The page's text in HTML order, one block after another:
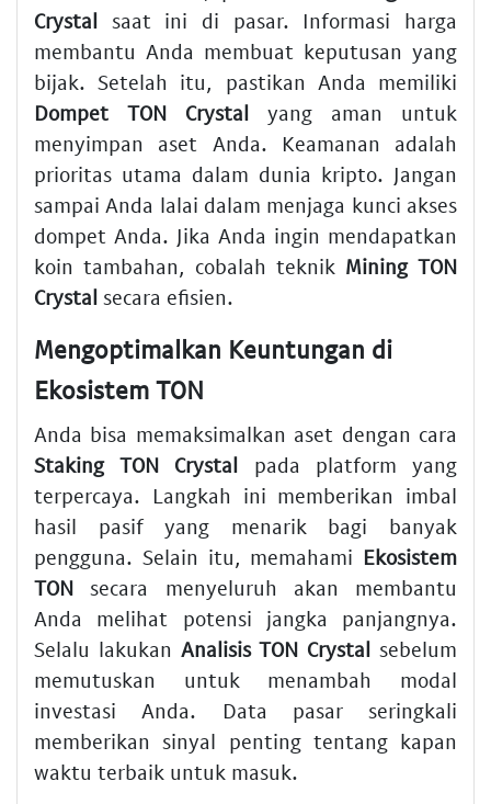
Crystal saat ini di pasar. Informasi harga
membantu Anda membuat keputusan yang
bijak. Setelah itu, pastikan Anda memiliki
Dompet TON Crystal yang aman untuk
menyimpan aset Anda. Keamanan adalah
prioritas utama dalam dunia kripto. Jangan
sampai Anda lalai dalam menjaga kunci akses
dompet Anda. Jika Anda ingin mendapatkan
koin tambahan, cobalah teknik Mining TON
Crystal secara efisien.
Mengoptimalkan Keuntungan di
Ekosistem TON
Anda bisa memaksimalkan aset dengan cara
Staking TON Crystal pada platform yang
terpercaya. Langkah ini memberikan imbal
hasil pasif yang menarik bagi banyak
pengguna. Selain itu, memahami Ekosistem
TON secara menyeluruh akan membantu
Anda melihat potensi jangka panjangnya.
Selalu lakukan Analisis TON Crystal sebelum
memutuskan untuk menambah modal
investasi Anda. Data pasar seringkali
memberikan sinyal penting tentang kapan
waktu terbaik untuk masuk.